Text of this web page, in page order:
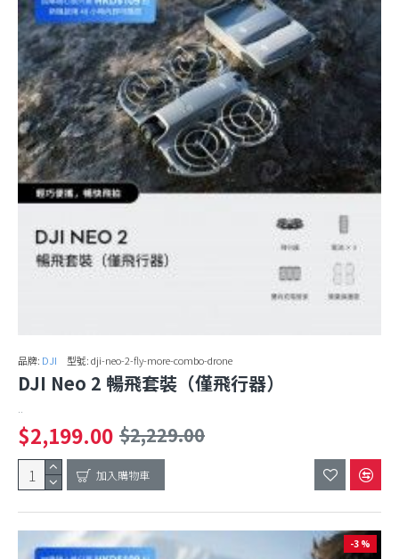
品牌: DJI 型號:dji-neo-2-fly-more-combo-drone
DJI Neo 2 暢飛套裝（僅飛行器）
..
$2,199.00 $2,229.00
加入購物車
-3 %